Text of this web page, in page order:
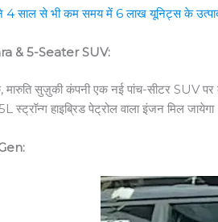
साल से भी कम समय में 6 लाख यूनिट्स के
& 5-Seater SUV:
मारुति सुज़ुकी कंपनी एक नई पांच-सीटर SUV
स्ट्रॉन्ग हाइब्रिड पेट्रोल वाला इंजन मिल